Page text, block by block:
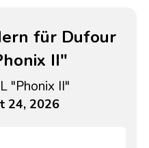
für Dufour
II"
"Phonix II"
24, 2026